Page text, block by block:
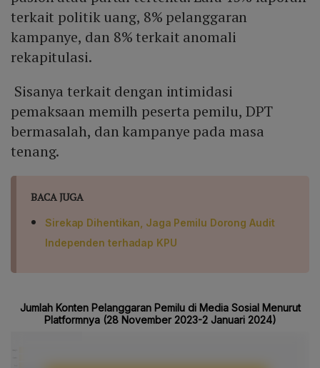
terkait politik uang, 8% pelanggaran
kampanye, dan 8% terkait anomali
rekapitulasi.
Sisanya terkait dengan intimidasi
pemaksaan memilh peserta pemilu, DPT
bermasalah, dan kampanye pada masa
tenang.
BACA JUGA
Sirekap Dihentikan, Jaga Pemilu Dorong Audit
Independen terhadap KPU